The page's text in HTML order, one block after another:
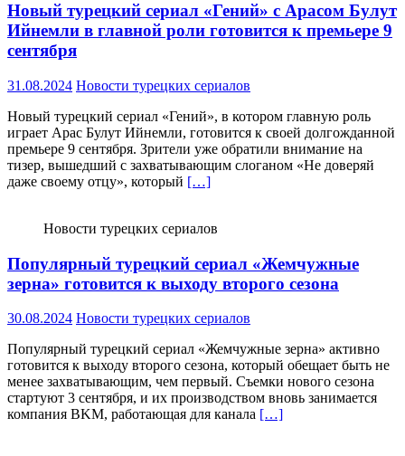
Новый турецкий сериал «Гений» с Арасом Булут
Ийнемли в главной роли готовится к премьере 9
сентября
31.08.2024 Новости турецких сериалов
Новый турецкий сериал «Гений», в котором главную роль
играет Арас Булут Ийнемли, готовится к своей долгожданной
премьере 9 сентября. Зрители уже обратили внимание на
тизер, вышедший с захватывающим слоганом «Не доверяй
даже своему отцу», который […]
Новости турецких сериалов
Популярный турецкий сериал «Жемчужные
зерна» готовится к выходу второго сезона
30.08.2024 Новости турецких сериалов
Популярный турецкий сериал «Жемчужные зерна» активно
готовится к выходу второго сезона, который обещает быть не
менее захватывающим, чем первый. Съемки нового сезона
стартуют 3 сентября, и их производством вновь занимается
компания BKM, работающая для канала […]